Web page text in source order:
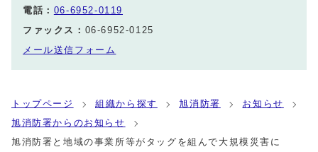
電話： 06-6952-0119
ファックス： 06-6952-0125
メール送信フォーム
トップページ 組織から探す 旭消防署
お知らせ
旭消防署からのお知らせ
旭消防署と地域の事業所等がタッグを組んで大規模災害に